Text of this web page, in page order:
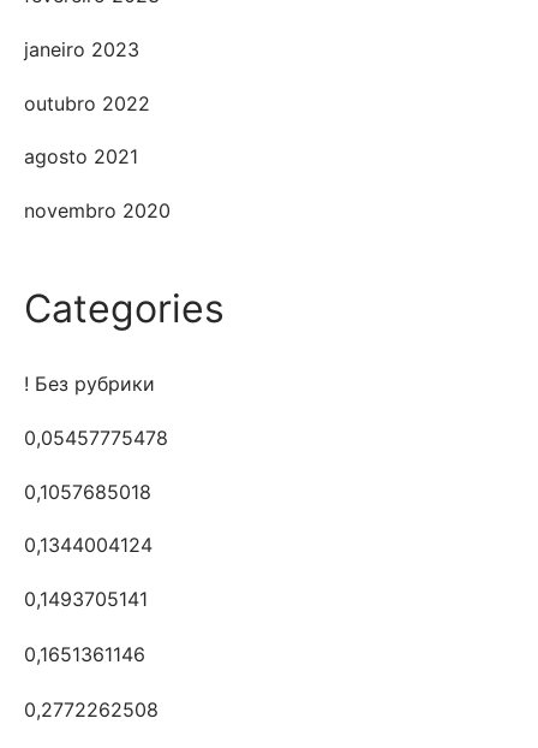
janeiro 2023
outubro 2022
agosto 2021
novembro 2020
Categories
! Без рубрики
0,05457775478
0,1057685018
0,1344004124
0,1493705141
0,1651361146
0,2772262508